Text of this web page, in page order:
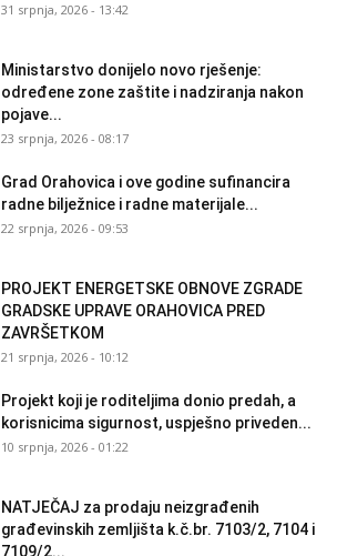
31 srpnja, 2026 - 13:42
Ministarstvo donijelo novo rješenje:
određene zone zaštite i nadziranja nakon
pojave...
23 srpnja, 2026 - 08:17
Grad Orahovica i ove godine sufinancira
radne bilježnice i radne materijale...
22 srpnja, 2026 - 09:53
PROJEKT ENERGETSKE OBNOVE ZGRADE
GRADSKE UPRAVE ORAHOVICA PRED
ZAVRŠETKOM
21 srpnja, 2026 - 10:12
Projekt koji je roditeljima donio predah, a
korisnicima sigurnost, uspješno priveden...
10 srpnja, 2026 - 01:22
NATJEČAJ za prodaju neizgrađenih
građevinskih zemljišta k.č.br. 7103/2, 7104 i
7109/2...